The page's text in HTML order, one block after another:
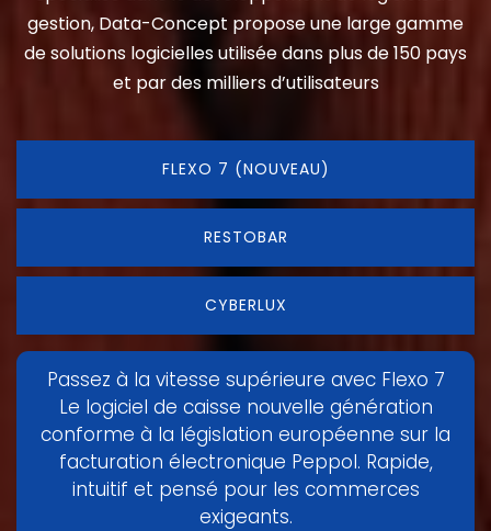
gestion, Data-Concept propose une large gamme
de solutions logicielles utilisée dans plus de 150 pays
et par des milliers d’utilisateurs
FLEXO 7 (NOUVEAU)
RESTOBAR
CYBERLUX
Passez à la vitesse supérieure avec Flexo 7
Le logiciel de caisse nouvelle génération
conforme à la législation européenne sur la
facturation électronique Peppol. Rapide,
intuitif et pensé pour les commerces
exigeants.